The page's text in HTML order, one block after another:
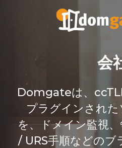
会
Domgateは、
プラグインされ
を、ドメイン監視
/ URS手順などのブ